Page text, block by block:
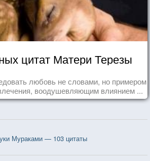
цитат Матери Терезы
любовь не словами, но примером
воодушевляющим влиянием ...
Мураками — 103 цитаты